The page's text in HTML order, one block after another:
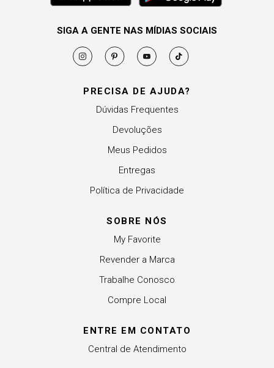
PRECISA DE AJUDA?
Dúvidas Frequentes
Devoluções
Meus Pedidos
Entregas
Política de Privacidade
SOBRE NÓS
My Favorite
Revender a Marca
Trabalhe Conosco
Compre Local
ENTRE EM CONTATO
Central de Atendimento
SIGA A GENTE NAS MÍDIAS SOCIAIS